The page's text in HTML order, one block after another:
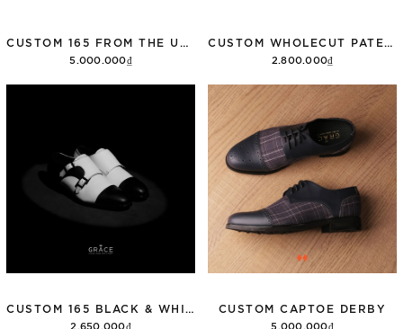
5.000.000₫ 2.800.000₫
Thêm vào giỏ hàng
2.650.000₫
CUSTOM CAPTOE DERBY
5.000.000₫